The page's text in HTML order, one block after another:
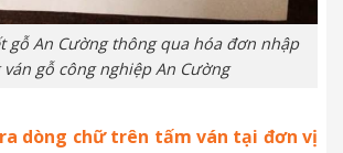
gỗ An Cường thông qua hóa đơn nhập
ván gỗ công nghiệp An Cường
dòng chữ trên tấm ván tại đơn vị